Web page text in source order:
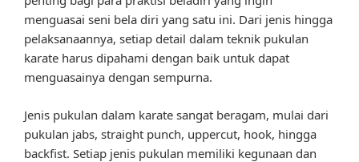
menguasai seni bela diri yang satu ini. Dari jenis hingga
pelaksanaannya, setiap detail dalam teknik pukulan
karate harus dipahami dengan baik untuk dapat
menguasainya dengan sempurna.
Jenis pukulan dalam karate sangat beragam, mulai dari
pukulan jabs, straight punch, uppercut, hook, hingga
backfist. Setiap jenis pukulan memiliki kegunaan dan